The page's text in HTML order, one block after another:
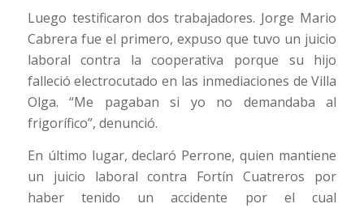
Luego testificaron dos trabajadores. Jorge Mario
Cabrera fue el primero, expuso que tuvo un juicio
laboral contra la cooperativa porque su hijo
falleció electrocutado en las inmediaciones de Villa
Olga. “Me pagaban si yo no demandaba al
frigorífico”, denunció.
En último lugar, declaró Perrone, quien mantiene
un juicio laboral contra Fortín Cuatreros por
haber tenido un accidente por el cual